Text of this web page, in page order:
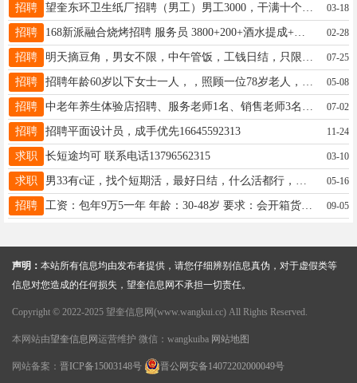
招聘 03-18
招聘 168新派融合烧烤招聘 服务员 3800+200+酒水提成+两个半天休息 服务生两名3000+200+酒水提成抓串工一名4000后厨做锡纸铁板一名3500 15765766168 02-28
招聘 07-25
招聘 05-08
招聘 07-02
招聘 招聘平面设计员，成手优先16645592313 11-24
求职 长短途均可 联系电话13796562315 03-10
求职 05-16
招聘 工资：包年9万5一年 年龄：30-48岁 要求：会开箱货（懂车）C证即可 有体力，沟通能力强，听话服从领导安排任务，有送货经验优先录用，斤斤计较的勿扰☎️13845558222 09-05
声明： 本站所有信息均由发布者提供，请您仔细辨别信息真伪，对于虚假类等
信息对您造成的任何损失，望奎信息网不承担一切责任。
Copyright © 2022-2025 望奎信息网(www.wangkui.cc) All Rights Reserved.
本网站由望奎信息网 运营维护 微信：wangkuiba 网站地图
网站备案： 晋ICP备15003148号 晋公网安备14072202000049号